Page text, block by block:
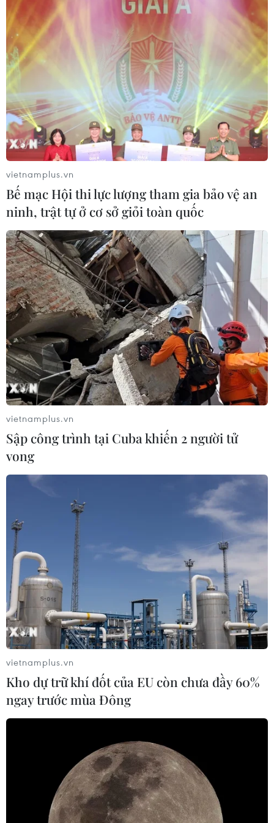
TIN CÙNG CHUYÊN MỤC
vietnamplus.vn
Bế mạc Hội thi lực lượng tham gia bảo vệ an
ninh, trật tự ở cơ sở giỏi toàn quốc
vietnamplus.vn
Sập công trình tại Cuba khiến 2 người tử
vong
vietnamplus.vn
Kho dự trữ khí đốt của EU còn chưa đầy 60%
ngay trước mùa Đông